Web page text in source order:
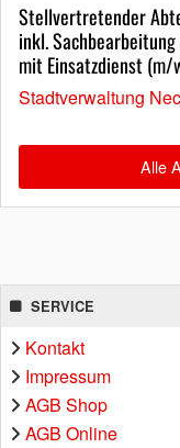
Stellvertretender
inkl.
mit Einsatzdienst
Stadtverwaltung
Alle
SERVICE
Kontakt
Impressum
AGB Shop
AGB Online